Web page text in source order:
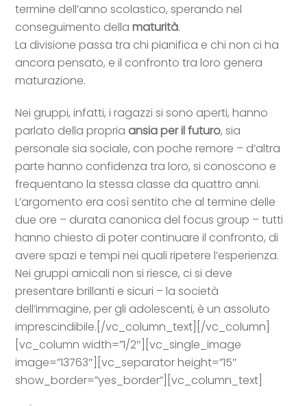
termine dell’anno scolastico, sperando nel
conseguimento dellamaturità.
La divisione passa tra chi pianifica e chi non ci ha
ancora pensato, e il confronto tra loro genera
maturazione.
Nei gruppi, infatti, i ragazzi si sono aperti, hanno
parlato della propria ansia per il futuro, sia
personale sia sociale, con poche remore – d’altra
parte hanno confidenza tra loro, si conoscono e
frequentano la stessa classe da quattro anni.
L’argomento era così sentito che al termine delle
due ore – durata canonica del focus group – tutti
hanno chiesto di poter continuare il confronto, di
avere spazi e tempi nei quali ripetere l’esperienza.
Nei gruppi amicali non si riesce, ci si deve
presentare brillanti e sicuri – la società
dell’immagine, per gli adolescenti, è un assoluto
imprescindibile.[/vc_column_text][/vc_column]
[vc_column width=”1/2″][vc_single_image
image=”13763″][vc_separator height=”15″
show_border=”yes_border”][vc_column_text]